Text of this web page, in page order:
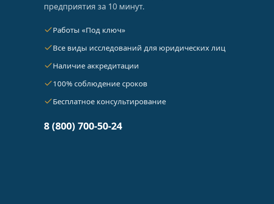
предприятия за 10 минут.
Работы «Под ключ»
Все виды исследований для юридических лиц
Наличие аккредитации
100% соблюдение сроков
Бесплатное консультирование
8 (800) 700-50-24